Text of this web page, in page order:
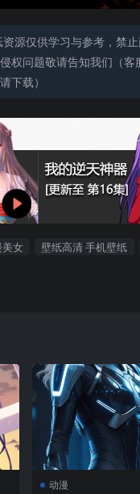
源仅供学习与参考，禁
权问题敬请告知我们（
下载）
女 壁纸高清 手机壁纸
动漫